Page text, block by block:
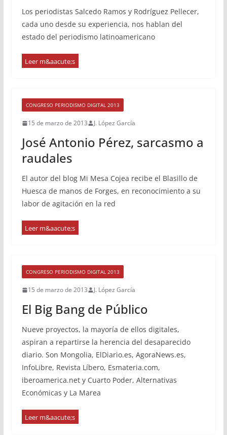
Los periodistas Salcedo Ramos y Rodríguez Pellecer,
cada uno desde su experiencia, nos hablan del
estado del periodismo latinoamericano
CONGRESO PERIODISMO DIGITAL 2013
15 de marzo de 2013 J. López García
José Antonio Pérez, sarcasmo a
raudales
El autor del blog Mi Mesa Cojea recibe el Blasillo de
Huesca de manos de Forges, en reconocimiento a su
labor de agitación en la red
CONGRESO PERIODISMO DIGITAL 2013
15 de marzo de 2013 J. López García
El Big Bang de Público
Nueve proyectos, la mayoría de ellos digitales,
aspiran a repartirse la herencia del desaparecido
diario. Son Mongolia, ElDiario.es, AgoraNews.es,
InfoLibre, Revista Líbero, Esmateria.com,
iberoamerica.net y Cuarto Poder, Alternativas
Económicas y La Marea